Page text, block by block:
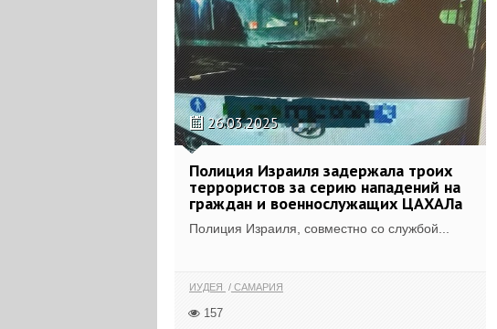
26.03.2025
Полиция Израиля задержала троих
террористов за серию нападений на
граждан и военнослужащих ЦАХАЛа
Полиция Израиля, совместно со службой...
ИУДЕЯ САМАРИЯ
157